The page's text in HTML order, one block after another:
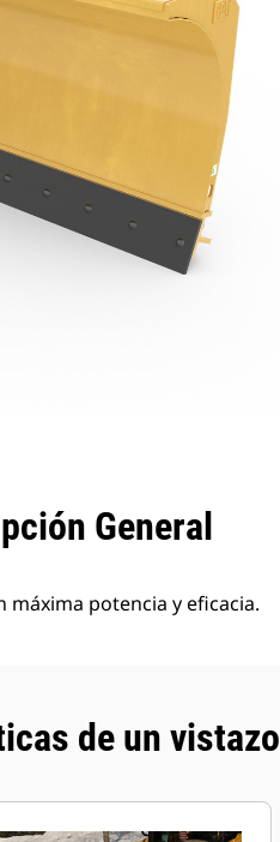
General
máxima potencia y eficacia.
de un vistazo